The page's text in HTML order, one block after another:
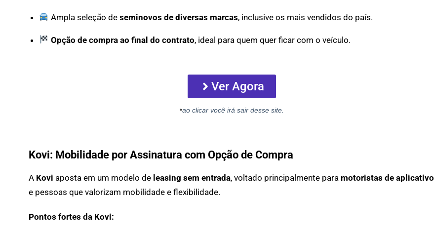
Ampla seleção de seminovos de diversas marcas, inclusive os mais vendidos do país.
Opção de compra ao final do contrato, ideal para quem quer ficar com o veículo.
Ver Agora
*ao clicar você irá sair desse site.
Kovi: Mobilidade por Assinatura com Opção de Compra
A Kovi aposta em um modelo de leasing sem entrada, voltado principalmente para motoristas de aplicativo
e pessoas que valorizam mobilidade e flexibilidade.
Pontos fortes da Kovi: